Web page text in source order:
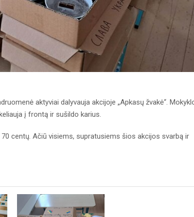
aktyviai dalyvauja akcijoje „Apkasų žvakė“.
į frontą ir sušildo karius.
centų. Ačiū visiems, supratusiems šios akcijos svarbą ir